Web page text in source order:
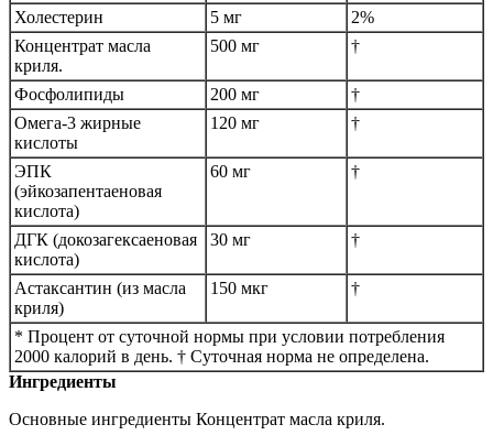
Холестерин
5 мг
2%
Концентрат масла
криля.
500 мг †
Фосфолипиды 200 мг
†
Омега-3 жирные
кислоты
120 мг †
ЭПК
(эйкозапентаеновая
кислота)
60 мг †
ДГК (докозагексаеновая
кислота)
30 мг †
Астаксантин (из масла
криля)
150 мкг †
* Процент от суточной нормы при условии потребления
2000 калорий в день. † Суточная норма не определена.
Ингредиенты
Основные ингредиенты Концентрат масла криля.